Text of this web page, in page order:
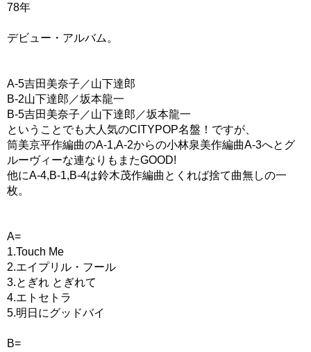
78年
デビュー・アルバム。
A-5吉田美奈子／山下達郎
B-2山下達郎／坂本龍一
B-5吉田美奈子／山下達郎／坂本龍一
ということでも大人気のCITYPOP名盤！ですが、
筒美京平作編曲のA-1,A-2からの小林泉美作編曲A-3へとグ
ルーヴィーな連なりもまたGOOD!
他にA-4,B-1,B-4は鈴木茂作編曲とくれば捨て曲無しの一
枚。
A=
1.Touch Me
2.エイプリル・フール
3.とぎれ とぎれて
4.エトセトラ
5.明日にグッドバイ
B=